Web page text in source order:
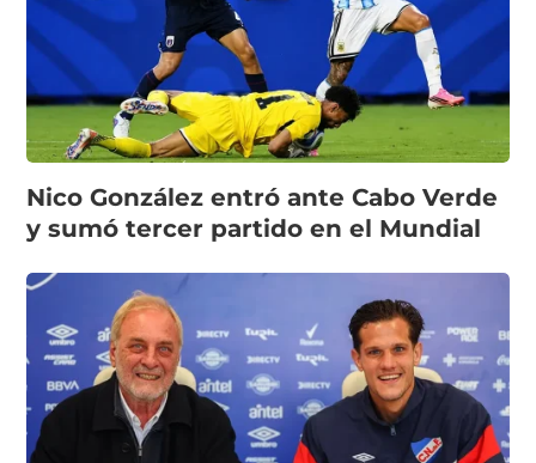
Nico González entró ante Cabo Verde
y sumó tercer partido en el Mundial